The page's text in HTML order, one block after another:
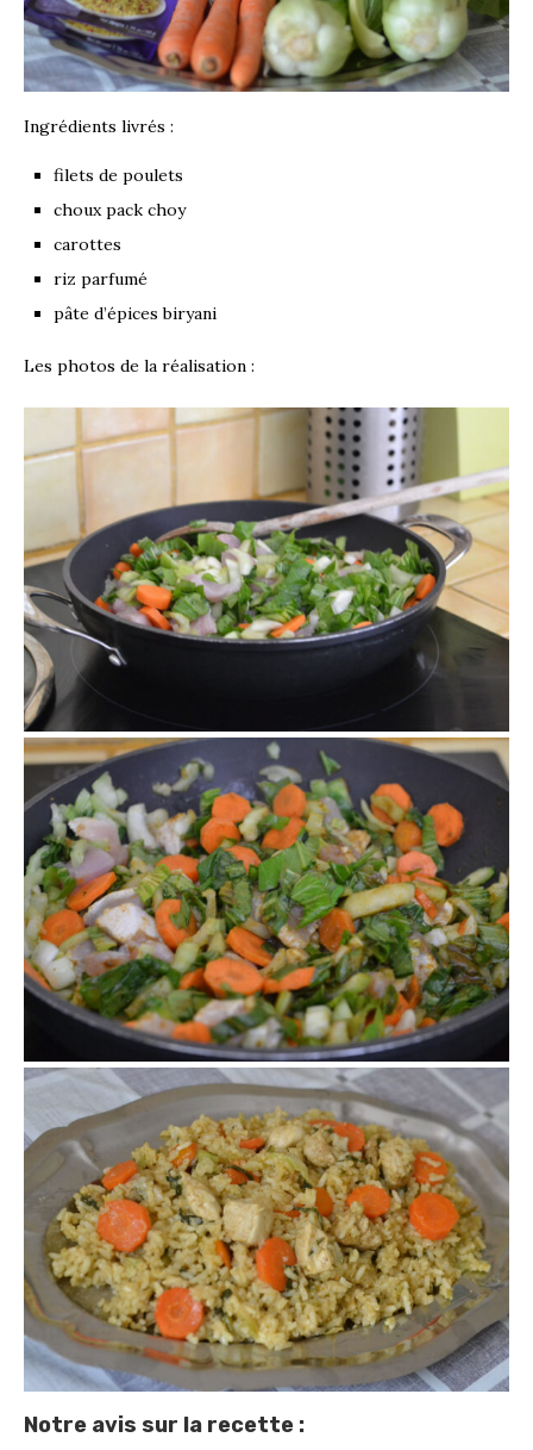
Ingrédients livrés :
filets de poulets
choux pack choy
carottes
riz parfumé
pâte d’épices biryani
Les photos de la réalisation :
Notre avis sur la recette :